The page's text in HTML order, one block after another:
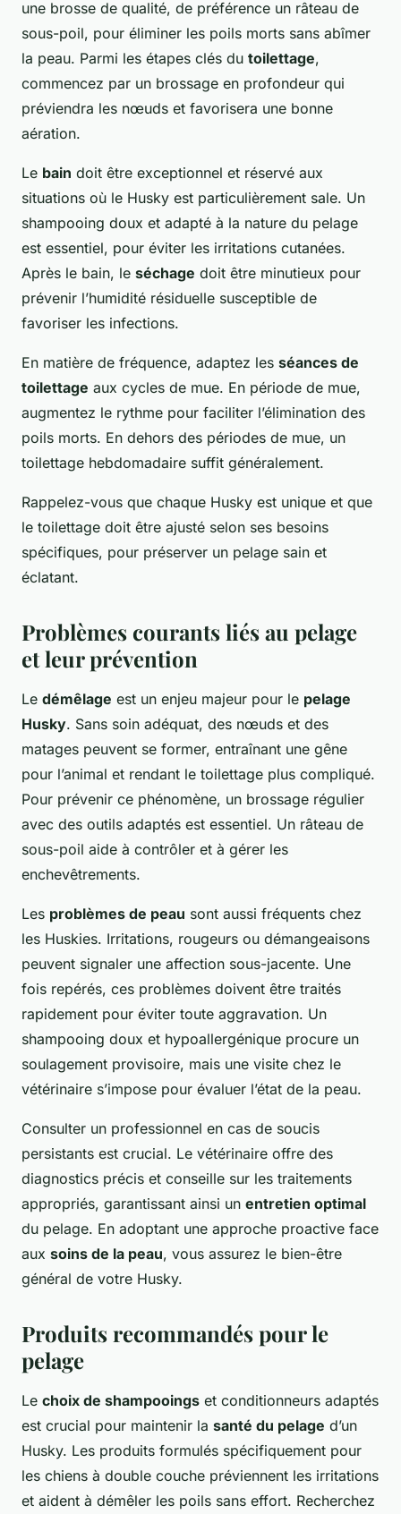
une brosse de qualité, de préférence un râteau de
sous-poil, pour éliminer les poils morts sans abîmer
la peau. Parmi les étapes clés du toilettage,
commencez par un brossage en profondeur qui
préviendra les nœuds et favorisera une bonne
aération.
Le bain doit être exceptionnel et réservé aux
situations où le Husky est particulièrement sale. Un
shampooing doux et adapté à la nature du pelage
est essentiel, pour éviter les irritations cutanées.
Après le bain, le séchage doit être minutieux pour
prévenir l’humidité résiduelle susceptible de
favoriser les infections.
En matière de fréquence, adaptez les séances de
toilettage aux cycles de mue. En période de mue,
augmentez le rythme pour faciliter l’élimination des
poils morts. En dehors des périodes de mue, un
toilettage hebdomadaire suffit généralement.
Rappelez-vous que chaque Husky est unique et que
le toilettage doit être ajusté selon ses besoins
spécifiques, pour préserver un pelage sain et
éclatant.
Problèmes courants liés au pelage
et leur prévention
Le démêlage est un enjeu majeur pour le pelage
Husky. Sans soin adéquat, des nœuds et des
matages peuvent se former, entraînant une gêne
pour l’animal et rendant le toilettage plus compliqué.
Pour prévenir ce phénomène, un brossage régulier
avec des outils adaptés est essentiel. Un râteau de
sous-poil aide à contrôler et à gérer les
enchevêtrements.
Les problèmes de peau sont aussi fréquents chez
les Huskies. Irritations, rougeurs ou démangeaisons
peuvent signaler une affection sous-jacente. Une
fois repérés, ces problèmes doivent être traités
rapidement pour éviter toute aggravation. Un
shampooing doux et hypoallergénique procure un
soulagement provisoire, mais une visite chez le
vétérinaire s’impose pour évaluer l’état de la peau.
Consulter un professionnel en cas de soucis
persistants est crucial. Le vétérinaire offre des
diagnostics précis et conseille sur les traitements
appropriés, garantissant ainsi un entretien optimal
du pelage. En adoptant une approche proactive face
aux soins de la peau, vous assurez le bien-être
général de votre Husky.
Produits recommandés pour le
pelage
Le choix de shampooings et conditionneurs adaptés
est crucial pour maintenir la santé du pelage d’un
Husky. Les produits formulés spécifiquement pour
les chiens à double couche préviennent les irritations
et aident à démêler les poils sans effort. Recherchez